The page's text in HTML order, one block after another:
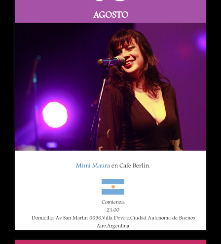
AGOSTO
Mimi Mauraen Cafe Berlin.
Comienza:
21:00
Domicilio: Av San Martin 6656,Villa Devoto,Ciudad Autonoma de Buenos
Aire,Argentina